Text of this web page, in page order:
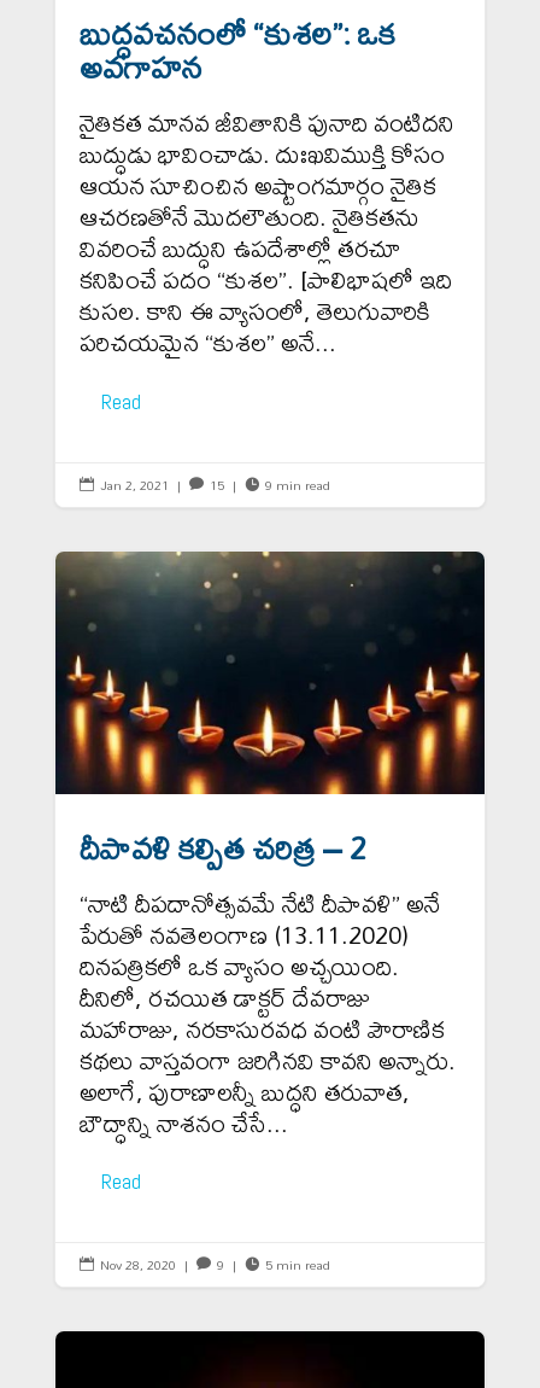
బుద్ధవచనంలో “కుశల”: ఒక
అవగాహన
నైతికత మానవ జీవితానికి పునాది వంటిదని
బుద్ధుడు భావించాడు. దుఃఖవిముక్తి కోసం
ఆయన సూచించిన అష్టాంగమార్గం నైతిక
ఆచరణతోనే మొదలౌతుంది. నైతికతను
వివరించే బుద్ధుని ఉపదేశాల్లో తరచూ
కనిపించే పదం “కుశల”. [పాలిభాషలో ఇది
కుసల. కాని ఈ వ్యాసంలో, తెలుగువారికి
పరిచయమైన “కుశల” అనే...
Read
 Jan 2, 2021 |  15 |  9 min read
దీపావళి కల్పిత చరిత్ర – 2
“నాటి దీపదానోత్సవమే నేటి దీపావళి” అనే
పేరుతో నవతెలంగాణ (13.11.2020)
దినపత్రికలో ఒక వ్యాసం అచ్చయింది.
దీనిలో, రచయిత డాక్టర్ దేవరాజు
మహారాజు, నరకాసురవధ వంటి పౌరాణిక
కథలు వాస్తవంగా జరిగినవి కావని అన్నారు.
అలాగే, పురాణాలన్నీ బుద్ధని తరువాత,
బౌద్ధాన్ని నాశనం చేసే...
Read
 Nov 28, 2020 |  9 |  5 min read